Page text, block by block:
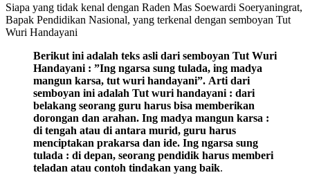
Siapa yang tidak kenal dengan Raden Mas Soewardi Soeryaningrat,
Bapak Pendidikan Nasional, yang terkenal dengan semboyan Tut
Wuri Handayani
Berikut ini adalah teks asli dari semboyan Tut Wuri
Handayani : ”Ing ngarsa sung tulada, ing madya
mangun karsa, tut wuri handayani”. Arti dari
semboyan ini adalah Tut wuri handayani : dari
belakang seorang guru harus bisa memberikan
dorongan dan arahan. Ing madya mangun karsa :
di tengah atau di antara murid, guru harus
menciptakan prakarsa dan ide. Ing ngarsa sung
tulada : di depan, seorang pendidik harus memberi
teladan atau contoh tindakan yang baik.